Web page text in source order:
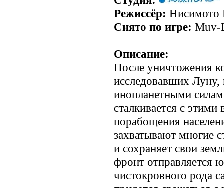
Режиссёр:
Снято по игре: Muv-
Описание:
После уничтожения
исследовавших Луну,
инопланетными
сталкивается с
порабощения
захватывают многие
и сохраняет свои
фронт отправляется
чистокровного рода